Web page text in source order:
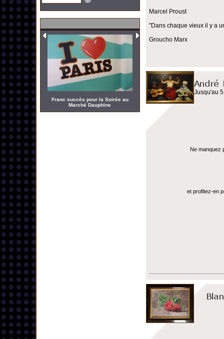
Franc succès pour la Soirée au
Marché Dauphine
Marcel Proust
"Dans chaque vieux il y a
Groucho Marx
Jusqu'au
Ne manquez
et profitez-en